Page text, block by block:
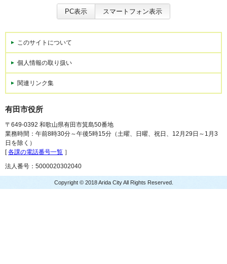
PC表示 スマートフォン表示
このサイトについて
個人情報の取り扱い
関連リンク集
有田市役所
〒649-0392 和歌山県有田市箕島50番地
業務時間：午前8時30分～午後5時15分（土曜、日曜、祝日、12月29日～1月3
日を除く）
[各課の電話番号一覧 ］
法人番号：5000020302040
Copyright © 2018 Arida City All Rights Reserved.